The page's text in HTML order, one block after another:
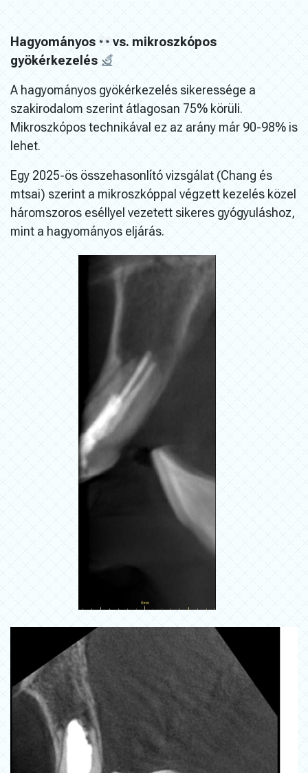
Hagyományos
vs. mikroszkópos
gyökérkezelés
A hagyományos gyökérkezelés sikeressége a
szakirodalom szerint átlagosan 75% körüli.
Mikroszkópos technikával ez az arány már 90-98% is
lehet.
Egy 2025-ös összehasonlító vizsgálat (Chang és
mtsai) szerint a mikroszkóppal végzett kezelés közel
háromszoros eséllyel vezetett sikeres gyógyuláshoz,
mint a hagyományos eljárás.